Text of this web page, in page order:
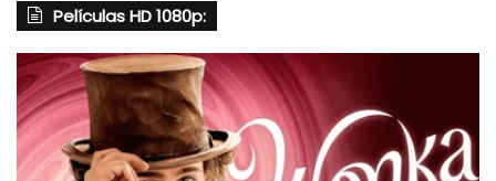
Películas HD 1080p: